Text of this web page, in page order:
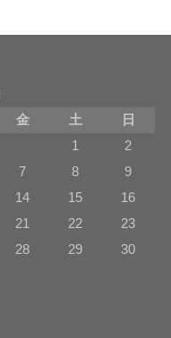
金 土
日
1
2
7 8
9
14 15
16
21 22
23
28 29
30